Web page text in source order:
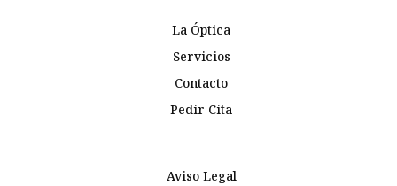
La Óptica
Servicios
Contacto
Pedir Cita
Aviso Legal